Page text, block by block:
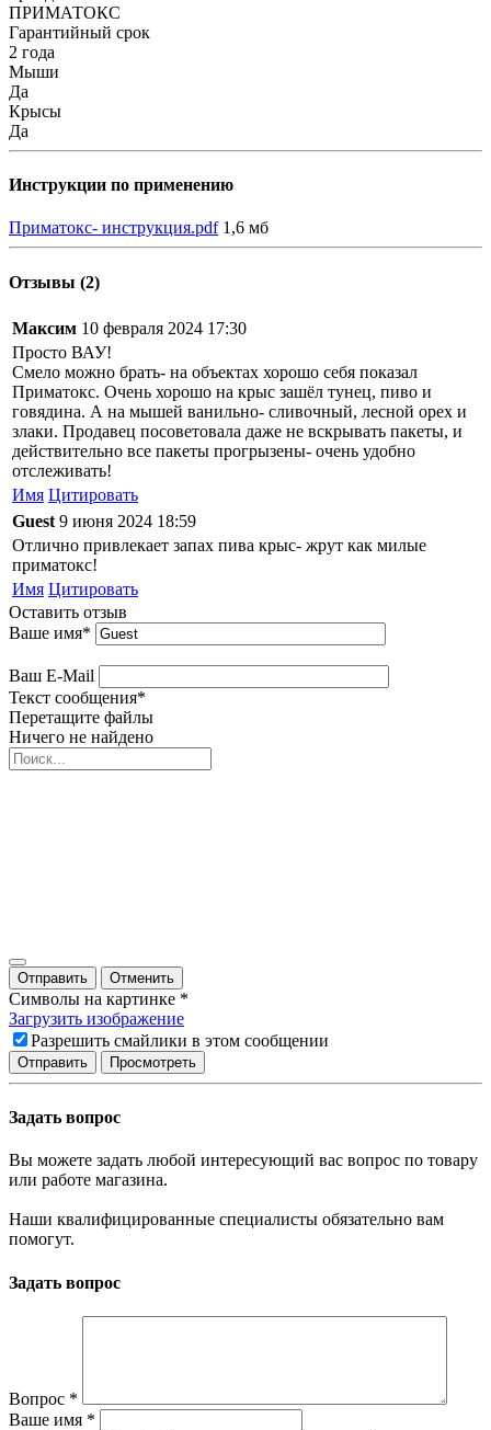
ПРИМАТОКС
Гарантийный срок
2 года
Мыши
Да
Крысы
Да
Инструкции по применению
Приматокс- инструкция.pdf 1,6 мб
Отзывы (2)
Максим 10 февраля 2024 17:30
Просто ВАУ!
Смело можно брать- на объектах хорошо себя показал
Приматокс. Очень хорошо на крыс зашёл тунец, пиво и
говядина. А на мышей ванильно- сливочный, лесной орех и
злаки. Продавец посоветовала даже не вскрывать пакеты, и
действительно все пакеты прогрызены- очень удобно
отслеживать!
Имя Цитировать
Guest 9 июня 2024 18:59
Отлично привлекает запах пива крыс- жрут как милые
приматокс!
Имя Цитировать
Оставить отзыв
Ваше имя*
Ваш E-Mail
Текст сообщения*
Перетащите файлы
Ничего не найдено
Отправить Отменить
Символы на картинке *
Загрузить изображение
Разрешить смайлики в этом сообщении
Задать вопрос
Вы можете задать любой интересующий вас вопрос по товару
или работе магазина.
Наши квалифицированные специалисты обязательно вам
помогут.
Задать вопрос
Вопрос *
Ваше имя *